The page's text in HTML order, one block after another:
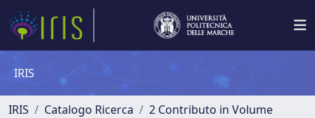
IRIS
IRIS Catalogo Ricerca
2 Contributo in Volume